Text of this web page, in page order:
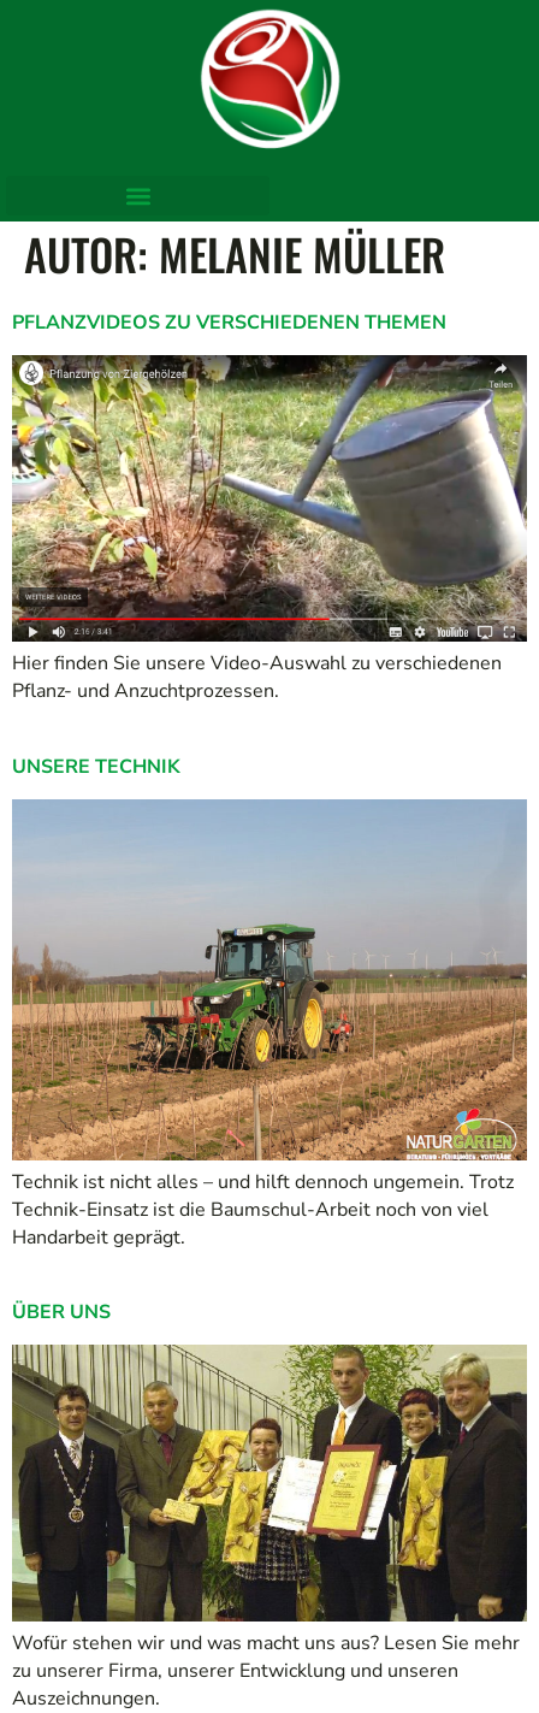
AUTOR: MELANIE MÜLLER
PFLANZVIDEOS ZU VERSCHIEDENEN THEMEN
Hier finden Sie unsere Video-Auswahl zu verschiedenen
Pflanz- und Anzuchtprozessen.
UNSERE TECHNIK
Technik ist nicht alles – und hilft dennoch ungemein. Trotz
Technik-Einsatz ist die Baumschul-Arbeit noch von viel
Handarbeit geprägt.
ÜBER UNS
Wofür stehen wir und was macht uns aus? Lesen Sie mehr
zu unserer Firma, unserer Entwicklung und unseren
Auszeichnungen.